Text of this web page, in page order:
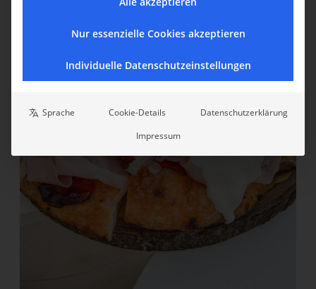
Nur essenzielle Cookies akzeptieren
Individuelle Datenschutzeinstellungen
Sprache Cookie-Details
Datenschutzerklärung
Impressum